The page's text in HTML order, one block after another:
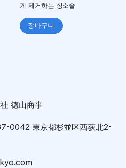
게 제거하는 청소술
장바구니
徳山商事
0042 東京都杉並区西荻北2-